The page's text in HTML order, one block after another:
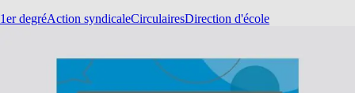
1er degréAction syndicaleCirculairesDirection d'école